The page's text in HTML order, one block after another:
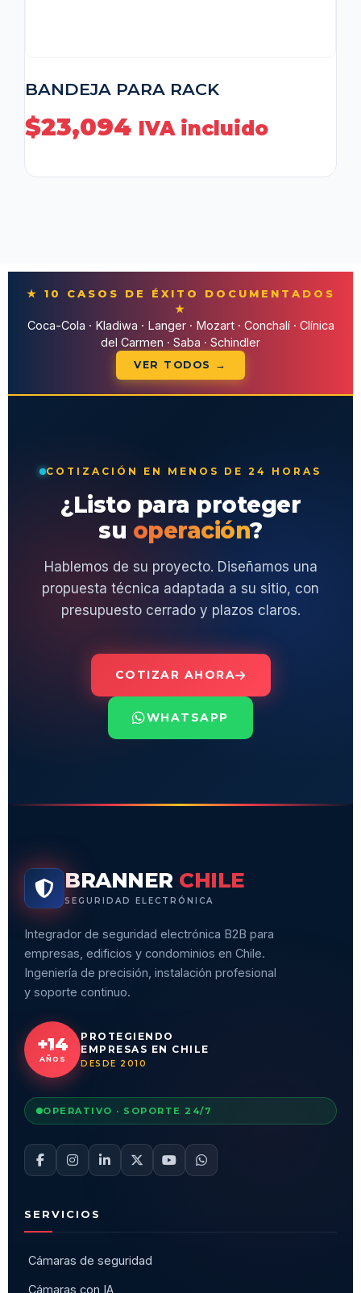
BANDEJA PARA RACK
$23,094 IVA incluido
★ 10 CASOS DE ÉXITO DOCUMENTADOS
★
Coca-Cola · Kladiwa · Langer · Mozart · Conchalí · Clínica
del Carmen · Saba · Schindler
VER TODOS →
COTIZACIÓN EN MENOS DE 24 HORAS
¿Listo para proteger
su operación?
Hablemos de su proyecto. Diseñamos una
propuesta técnica adaptada a su sitio, con
presupuesto cerrado y plazos claros.
COTIZAR AHORA
WHATSAPP
BRANNER CHILE
SEGURIDAD ELECTRÓNICA
Integrador de seguridad electrónica B2B para
empresas, edificios y condominios en Chile.
Ingeniería de precisión, instalación profesional
y soporte continuo.
+14
AÑOS
PROTEGIENDO
EMPRESAS EN CHILE
DESDE 2010
OPERATIVO · SOPORTE 24/7
SERVICIOS
Cámaras de seguridad
Cámaras con IA